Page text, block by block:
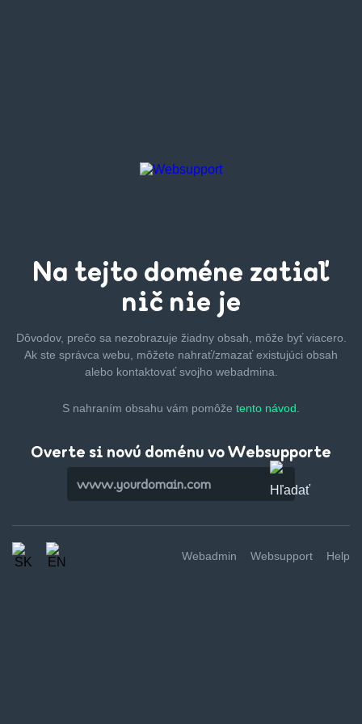
Na tejto doméne zatiaľ
nič nie je
Dôvodov, prečo sa nezobrazuje žiadny obsah, môže byťviacero.
Ak ste správca webu, môžete nahrať/zmazaťexistujúci obsah
alebo kontaktovať svojho webadmina.
S nahraním obsahu vám pomôže tento návod.
Overte si novú doménu vo Websupporte
Webadmin Websupport Help